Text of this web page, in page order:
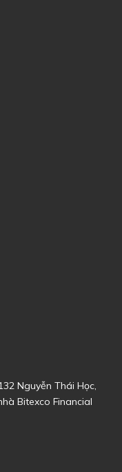
Nguyễn Thái Học,
Bitexco Financial